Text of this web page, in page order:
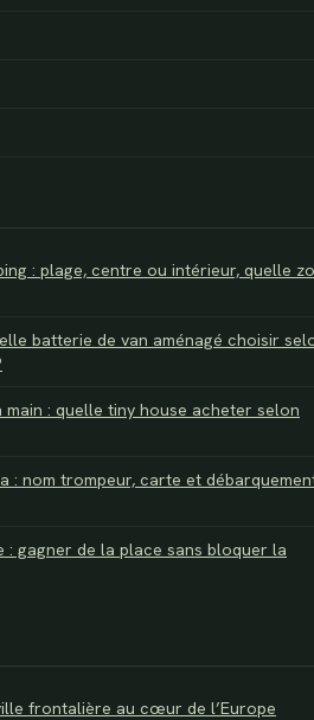
: plage, centre ou intérieur, quelle
batterie de van aménagé choisir
: quelle tiny house acheter selon
: nom trompeur, carte et
: gagner de la place sans bloquer la
frontalière au cœur de l’Europe